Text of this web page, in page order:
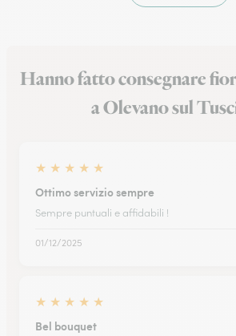
Hanno fatto consegnare
a Olevano sul
★ ★ ★ ★ ★
Ottimo servizio sempre
Sempre puntuali e affidabili !
01/12/2025
★ ★ ★ ★ ★
Bel bouquet